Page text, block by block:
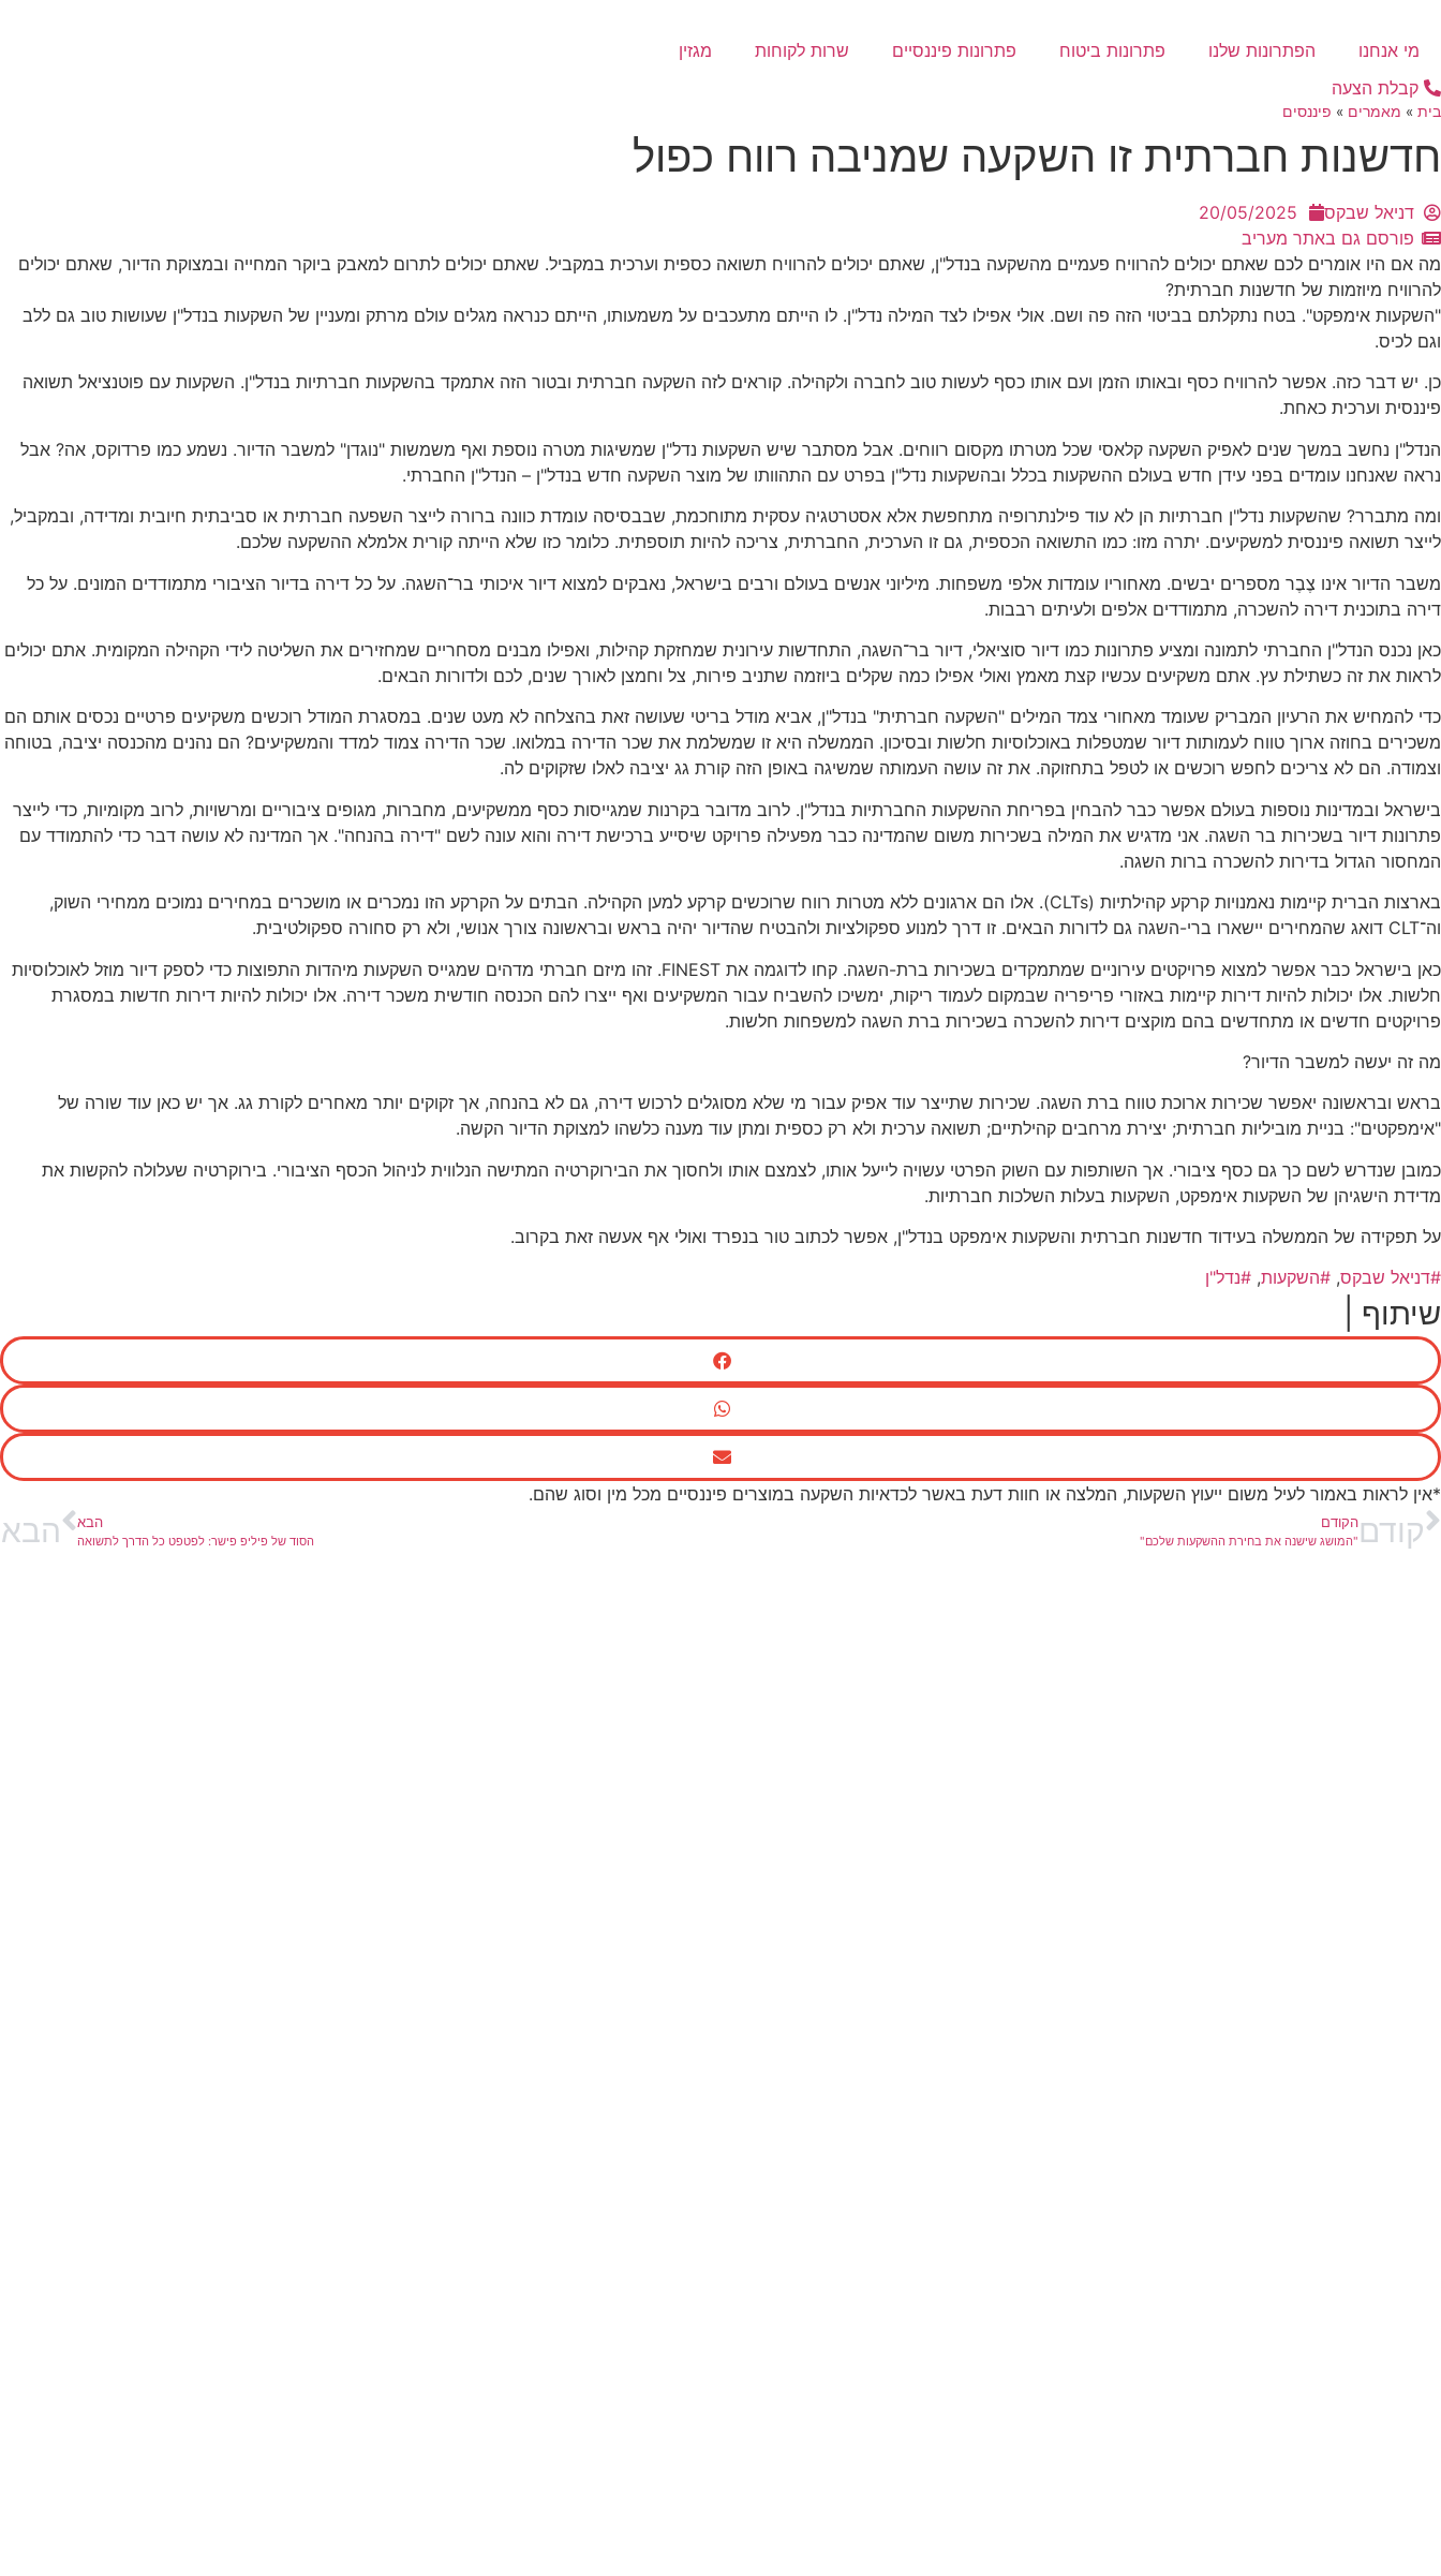
מי אנחנו הפתרונות שלנו פתרונות ביטוח פתרונות פיננסיים שרות לקוחות
מגזין
קבלת הצעה
בית » מאמרים » פיננסים
חדשנות חברתית זו השקעה שמניבה רווח כפול
דניאל שבקס
20/05/2025
פורסם גם באתר מעריב
מה אם היו אומרים לכם שאתם יכולים להרוויח פעמיים מהשקעה בנדל"ן, שאתם יכולים להרוויח תשואה כספית וערכית במקביל. שאתם יכולים לתרום למאבק ביוקר המחייה ובמצוקת הדיור, שאתם יכולים
להרוויח מיוזמות של חדשנות חברתית?
"השקעות אימפקט". בטח נתקלתם בביטוי הזה פה ושם. אולי אפילו לצד המילה נדל"ן. לו הייתם מתעכבים על משמעותו, הייתם כנראה מגלים עולם מרתק ומעניין של השקעות בנדל"ן שעושות טוב גם ללב
וגם לכיס.
כן. יש דבר כזה. אפשר להרוויח כסף ובאותו הזמן ועם אותו כסף לעשות טוב לחברה ולקהילה. קוראים לזה השקעה חברתית ובטור הזה אתמקד בהשקעות חברתיות בנדל"ן. השקעות עם פוטנציאל תשואה
פיננסית וערכית כאחת.
הנדל"ן נחשב במשך שנים לאפיק השקעה קלאסי שכל מטרתו מקסום רווחים. אבל מסתבר שיש השקעות נדל"ן שמשיגות מטרה נוספת ואף משמשות "נוגדן" למשבר הדיור. נשמע כמו פרדוקס, אה? אבל
נראה שאנחנו עומדים בפני עידן חדש בעולם ההשקעות בכלל ובהשקעות נדל"ן בפרט עם התהוותו של מוצר השקעה חדש בנדל"ן – הנדל"ן החברתי.
ומה מתברר? שהשקעות נדל"ן חברתיות הן לא עוד פילנתרופיה מתחפשת אלא אסטרטגיה עסקית מתוחכמת, שבבסיסה עומדת כוונה ברורה לייצר השפעה חברתית או סביבתית חיובית ומדידה, ובמקביל,
לייצר תשואה פיננסית למשקיעים. יתרה מזו: כמו התשואה הכספית, גם זו הערכית, החברתית, צריכה להיות תוספתית. כלומר כזו שלא הייתה קורית אלמלא ההשקעה שלכם.
משבר הדיור אינו צֶבֶר מספרים יבשים. מאחוריו עומדות אלפי משפחות. מיליוני אנשים בעולם ורבים בישראל, נאבקים למצוא דיור איכותי בר־השגה. על כל דירה בדיור הציבורי מתמודדים המונים. על כל
דירה בתוכנית דירה להשכרה, מתמודדים אלפים ולעיתים רבבות.
כאן נכנס הנדל"ן החברתי לתמונה ומציע פתרונות כמו דיור סוציאלי, דיור בר־השגה, התחדשות עירונית שמחזקת קהילות, ואפילו מבנים מסחריים שמחזירים את השליטה לידי הקהילה המקומית. אתם יכולים
לראות את זה כשתילת עץ. אתם משקיעים עכשיו קצת מאמץ ואולי אפילו כמה שקלים ביוזמה שתניב פירות, צל וחמצן לאורך שנים, לכם ולדורות הבאים.
כדי להמחיש את הרעיון המבריק שעומד מאחורי צמד המילים "השקעה חברתית" בנדל"ן, אביא מודל בריטי שעושה זאת בהצלחה לא מעט שנים. במסגרת המודל רוכשים משקיעים פרטיים נכסים אותם הם
משכירים בחוזה ארוך טווח לעמותות דיור שמטפלות באוכלוסיות חלשות ובסיכון. הממשלה היא זו שמשלמת את שכר הדירה במלואו. שכר הדירה צמוד למדד והמשקיעים? הם נהנים מהכנסה יציבה, בטוחה
וצמודה. הם לא צריכים לחפש רוכשים או לטפל בתחזוקה. את זה עושה העמותה שמשיגה באופן הזה קורת גג יציבה לאלו שזקוקים לה.
בישראל ובמדינות נוספות בעולם אפשר כבר להבחין בפריחת ההשקעות החברתיות בנדל"ן. לרוב מדובר בקרנות שמגייסות כסף ממשקיעים, מחברות, מגופים ציבוריים ומרשויות, לרוב מקומיות, כדי לייצר
פתרונות דיור בשכירות בר השגה. אני מדגיש את המילה בשכירות משום שהמדינה כבר מפעילה פרויקט שיסייע ברכישת דירה והוא עונה לשם "דירה בהנחה". אך המדינה לא עושה דבר כדי להתמודד עם
המחסור הגדול בדירות להשכרה ברות השגה.
בארצות הברית קיימות נאמנויות קרקע קהילתיות (CLTs). אלו הם ארגונים ללא מטרות רווח שרוכשים קרקע למען הקהילה. הבתים על הקרקע הזו נמכרים או מושכרים במחירים נמוכים ממחירי השוק,
וה־CLT דואג שהמחירים יישארו ברי-השגה גם לדורות הבאים. זו דרך למנוע ספקולציות ולהבטיח שהדיור יהיה בראש ובראשונה צורך אנושי, ולא רק סחורה ספקולטיבית.
כאן בישראל כבר אפשר למצוא פרויקטים עירוניים שמתמקדים בשכירות ברת-השגה. קחו לדוגמה את FINEST. זהו מיזם חברתי מדהים שמגייס השקעות מיהדות התפוצות כדי לספק דיור מוזל לאוכלוסיות
חלשות. אלו יכולות להיות דירות קיימות באזורי פריפריה שבמקום לעמוד ריקות, ימשיכו להשביח עבור המשקיעים ואף ייצרו להם הכנסה חודשית משכר דירה. אלו יכולות להיות דירות חדשות במסגרת
פרויקטים חדשים או מתחדשים בהם מוקצים דירות להשכרה בשכירות ברת השגה למשפחות חלשות.
מה זה יעשה למשבר הדיור?
בראש ובראשונה יאפשר שכירות ארוכת טווח ברת השגה. שכירות שתייצר עוד אפיק עבור מי שלא מסוגלים לרכוש דירה, גם לא בהנחה, אך זקוקים יותר מאחרים לקורת גג. אך יש כאן עוד שורה של
"אימפקטים": בניית מוביליות חברתית; יצירת מרחבים קהילתיים; תשואה ערכית ולא רק כספית ומתן עוד מענה כלשהו למצוקת הדיור הקשה.
כמובן שנדרש לשם כך גם כסף ציבורי. אך השותפות עם השוק הפרטי עשויה לייעל אותו, לצמצם אותו ולחסוך את הבירוקרטיה המתישה הנלווית לניהול הכסף הציבורי. בירוקרטיה שעלולה להקשות את
מדידת הישגיהן של השקעות אימפקט, השקעות בעלות השלכות חברתיות.
על תפקידה של הממשלה בעידוד חדשנות חברתית והשקעות אימפקט בנדל"ן, אפשר לכתוב טור בנפרד ואולי אף אעשה זאת בקרוב.
דניאל שבקס, השקעות, נדל"ן
שיתוף |
*אין לראות באמור לעיל משום ייעוץ השקעות, המלצה או חוות דעת באשר לכדאיות השקעה במוצרים פיננסיים מכל מין וסוג שהם.
קודם הקודם
"המושג שישנה את בחירת ההשקעות שלכם"
הבא
הסוד של פיליפ פישר: לפטפט כל הדרך לתשואה הבא